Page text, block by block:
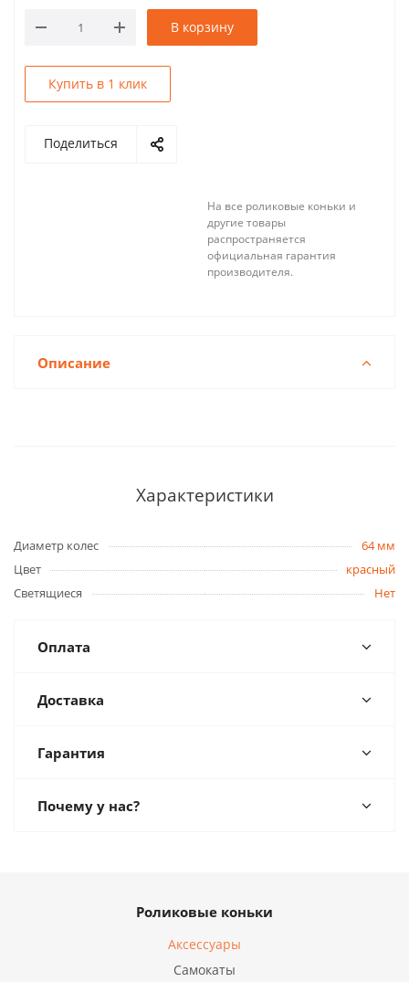
В корзину
Купить в 1 клик
Поделиться
На все роликовые коньки и
другие товары
распространяется
официальная гарантия
производителя.
Описание
Характеристики
Диаметр колес
64 мм
Цвет
красный
Светящиеся
Нет
Оплата
Доставка
Гарантия
Почему у нас?
Роликовые коньки
Аксессуары
Самокаты